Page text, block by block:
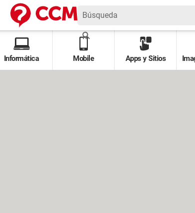
Informática Mobile Apps y Sitios